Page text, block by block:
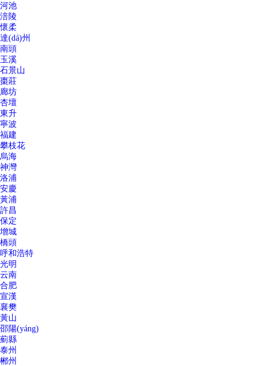
河池
涪陵
懷柔
達(dá)州
南頭
玉溪
石景山
棗莊
廊坊
杏壇
東升
寧波
福建
攀枝花
烏海
神灣
洛浦
安慶
黃浦
許昌
保定
增城
橋頭
呼和浩特
光明
云南
合肥
宣漢
襄樊
黃山
邵陽(yáng)
薊縣
泰州
郴州